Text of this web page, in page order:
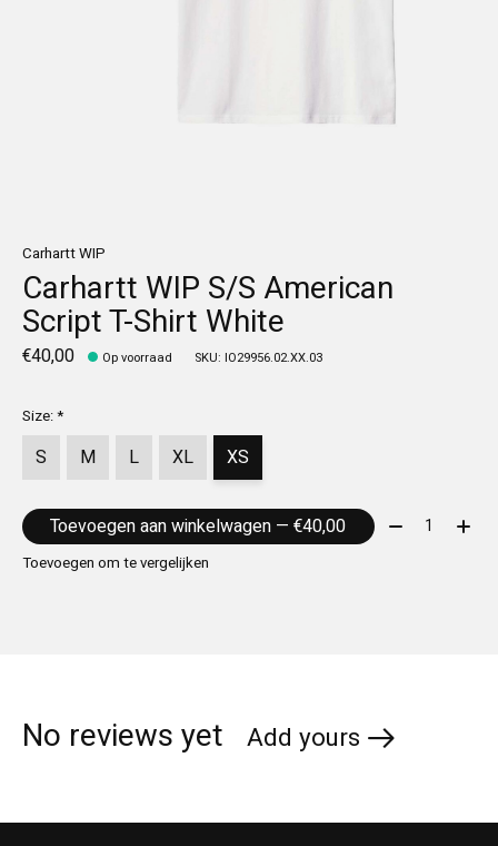
Carhartt WIP
Carhartt WIP S/S American
Script T-Shirt White
€40,00 Op voorraad SKU: IO29956.02.XX.03
Size:*
S M L XL XS
Toevoegen aan winkelwagen — €40,00 Aantal:
Toevoegen om te vergelijken
No reviews yet Add yours